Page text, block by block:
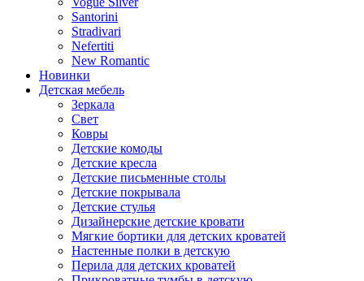
Santorini
Stradivari
Nefertiti
New Romantic
Новинки
Детская мебель
Зеркала
Свет
Ковры
Детские комоды
Детские кресла
Детские письменные столы
Детские покрывала
Детские стулья
Дизайнерские детские кровати
Мягкие бортики для детских кроватей
Настенные полки в детскую
Перила для детских кроватей